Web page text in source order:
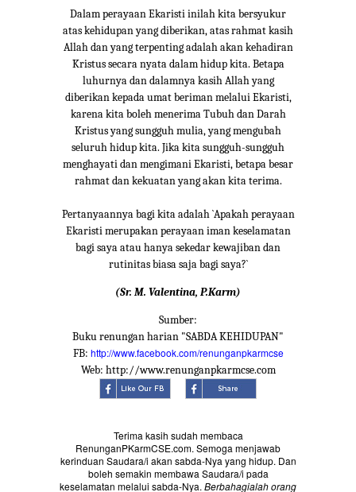
Dalam perayaan Ekaristi inilah kita bersyukur
atas kehidupan yang diberikan, atas rahmat kasih
Allah dan yang terpenting adalah akan kehadiran
Kristus secara nyata dalam hidup kita. Betapa
luhurnya dan dalamnya kasih Allah yang
diberikan kepada umat beriman melalui Ekaristi,
karena kita boleh menerima Tubuh dan Darah
Kristus yang sungguh mulia, yang mengubah
seluruh hidup kita. Jika kita sungguh-sungguh
menghayati dan mengimani Ekaristi, betapa besar
rahmat dan kekuatan yang akan kita terima.
Pertanyaannya bagi kita adalah `Apakah perayaan
Ekaristi merupakan perayaan iman keselamatan
bagi saya atau hanya sekedar kewajiban dan
rutinitas biasa saja bagi saya?`
(Sr. M. Valentina, P.Karm)
Sumber:
Buku renungan harian "SABDA KEHIDUPAN"
FB: http://www.facebook.com/renunganpkarmcse
Web: http://www.renunganpkarmcse.com
Terima kasih sudah membaca
RenunganPKarmCSE.com. Semoga menjawab
kerinduan Saudara/i akan sabda-Nya yang hidup. Dan
boleh semakin membawa Saudara/i pada
keselamatan melalui sabda-Nya. Berbahagialah orang